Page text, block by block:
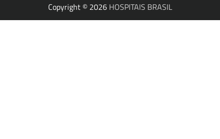
Copyright © 2026 HOSPITAIS BRASIL